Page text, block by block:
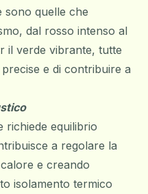
sono quelle che
dal rosso intenso al
il verde vibrante, tutte
e di contribuire a
richiede equilibrio
a regolare la
e creando
isolamento termico